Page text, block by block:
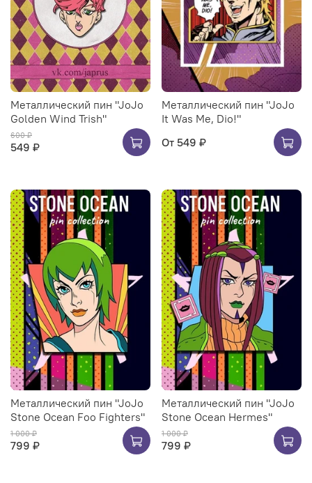
Металлический пин "JoJo
Golden Wind Trish"
600 ₽
549 ₽
Металлический пин "JoJo
It Was Me, Dio!"
От 549 ₽
Металлический пин "JoJo
Stone Ocean Foo Fighters"
1 000 ₽
799 ₽
Металлический пин "JoJo
Stone Ocean Hermes"
1 000 ₽
799 ₽